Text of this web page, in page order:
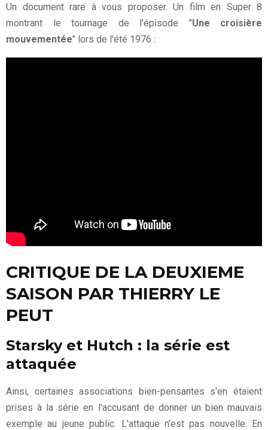
Un document rare à vous proposer. Un film en Super 8
montrant le tournage de l'épisode "Une croisière
mouvementée" lors de l'été 1976 :
CRITIQUE DE LA DEUXIEME
SAISON PAR THIERRY LE
PEUT
Starsky et Hutch : la série est
attaquée
Ainsi, certaines associations bien-pensantes s'en étaient
prises à la série en l'accusant de donner un bien mauvais
exemple au jeune public. L'attaque n'est pas nouvelle. En